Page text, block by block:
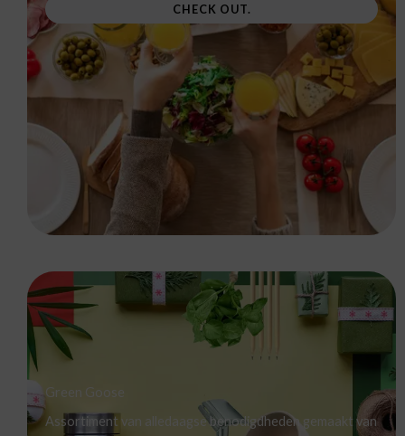
CHECK OUT.
Green Goose
Assortiment van alledaagse benodigdheden gemaakt van